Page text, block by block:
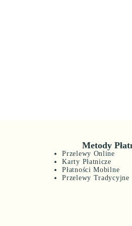
Metody
Przelewy Online
Karty Płatnicze
Płatności Mobilne
Przelewy Tradycyjne